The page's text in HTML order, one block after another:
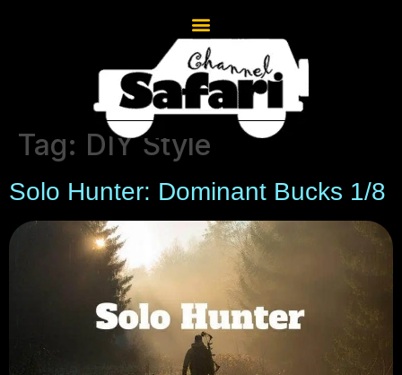
Tag: DIY Style
Solo Hunter: Dominant Bucks 1/8